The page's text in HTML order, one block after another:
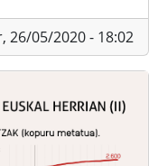
26/05/2020 - 18:02